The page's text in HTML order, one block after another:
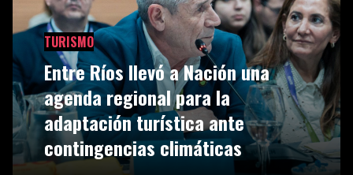
TURISMO
Entre Ríos llevó a Nación una
agenda regional para la
adaptación turística ante
contingencias climáticas